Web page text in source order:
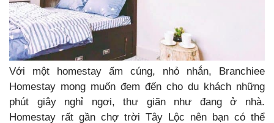
Với một homestay ấm cúng, nhỏ nhắn, Branchiee
Homestay mong muốn đem đến cho du khách những
phút giây nghỉ ngơi, thư giãn như đang ở nhà.
Homestay rất gần chợ trời Tây Lộc nên bạn có thể